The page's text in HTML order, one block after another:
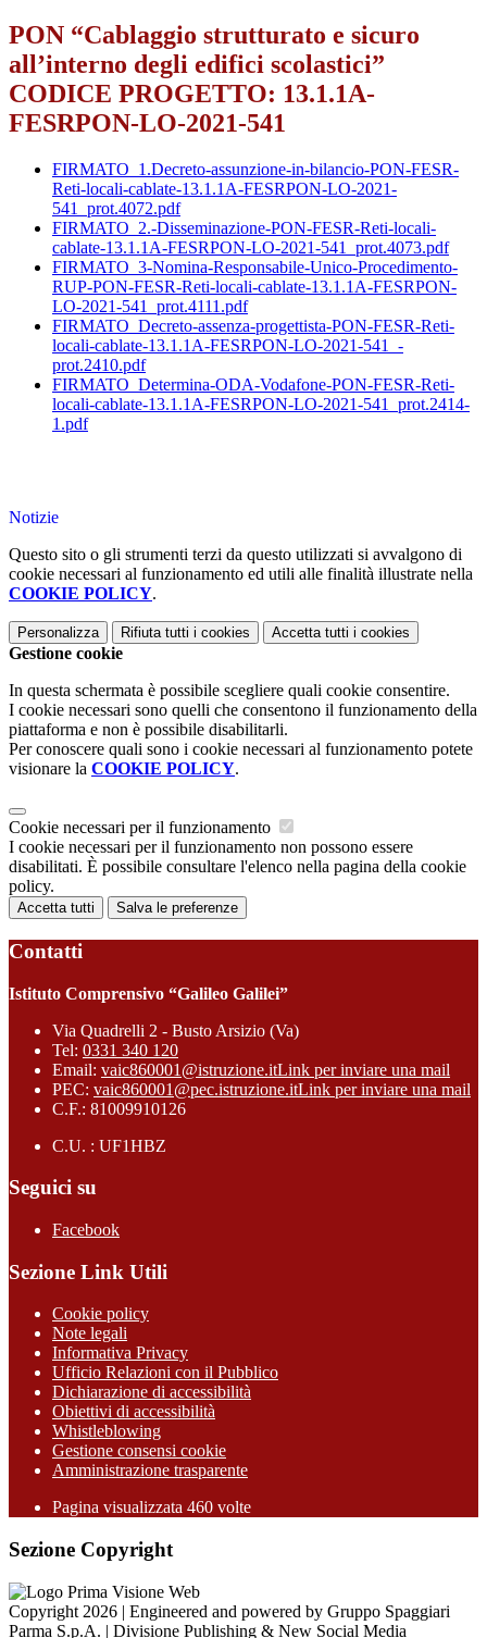
PON “Cablaggio strutturato e sicuro
all’interno degli edifici scolastici”
CODICE PROGETTO: 13.1.1A-
FESRPON-LO-2021-541
FIRMATO_1.Decreto-assunzione-in-bilancio-PON-FESR-
Reti-locali-cablate-13.1.1A-FESRPON-LO-2021-
541_prot.4072.pdf
FIRMATO_2.-Disseminazione-PON-FESR-Reti-locali-
cablate-13.1.1A-FESRPON-LO-2021-541_prot.4073.pdf
FIRMATO_3-Nomina-Responsabile-Unico-Procedimento-
RUP-PON-FESR-Reti-locali-cablate-13.1.1A-FESRPON-
LO-2021-541_prot.4111.pdf
FIRMATO_Decreto-assenza-progettista-PON-FESR-Reti-
locali-cablate-13.1.1A-FESRPON-LO-2021-541_-
prot.2410.pdf
FIRMATO_Determina-ODA-Vodafone-PON-FESR-Reti-
locali-cablate-13.1.1A-FESRPON-LO-2021-541_prot.2414-
1.pdf
Notizie
Questo sito o gli strumenti terzi da questo utilizzati si avvalgono di
cookie necessari al funzionamento ed utili alle finalità illustrate nella
COOKIE POLICY.
Personalizza Rifiuta tutti i cookies Accetta tutti i cookies
Gestione cookie
In questa schermata è possibile scegliere quali cookie consentire.
I cookie necessari sono quelli che consentono il funzionamento della
piattaforma e non è possibile disabilitarli.
Per conoscere quali sono i cookie necessari al funzionamento potete
visionare la COOKIE POLICY.
Cookie necessari per il funzionamento
I cookie necessari per il funzionamento non possono essere
disabilitati. È possibile consultare l'elenco nella pagina della cookie
policy.
Accetta tutti Salva le preferenze
Contatti
Istituto Comprensivo “Galileo Galilei”
Via Quadrelli 2 - Busto Arsizio (Va)
Tel: 0331 340 120
Email: vaic860001@istruzione.itLink per inviare una mail
PEC: vaic860001@pec.istruzione.itLink per inviare una mail
C.F.: 81009910126
C.U. : UF1HBZ
Seguici su
Facebook
Sezione Link Utili
Cookie policy
Note legali
Informativa Privacy
Ufficio Relazioni con il Pubblico
Dichiarazione di accessibilità
Obiettivi di accessibilità
Whistleblowing
Gestione consensi cookie
Amministrazione trasparente
Pagina visualizzata 460 volte
Sezione Copyright
Copyright 2026 | Engineered and powered by Gruppo Spaggiari
Parma S.p.A. | Divisione Publishing & New Social Media